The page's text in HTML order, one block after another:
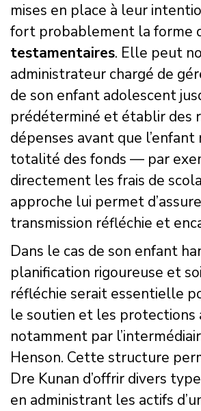
mises en place à leur
fort probablement la forme
testamentaires. Elle peut
administrateur chargé de
de son enfant adolescent
prédéterminé et établir des
dépenses avant que l’enfant
totalité des fonds — par
directement les frais de
approche lui permet
transmission réfléchie et
Dans le cas de son enfant
planification rigoureuse et
réfléchie serait essentielle
le soutien et les
notamment par
Henson. Cette structure
Dre Kunan d’offrir divers
en administrant les actifs